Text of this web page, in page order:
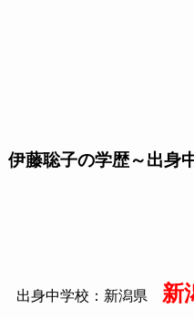
伊藤聡子の学歴～出身
出身中学校：新潟県 新